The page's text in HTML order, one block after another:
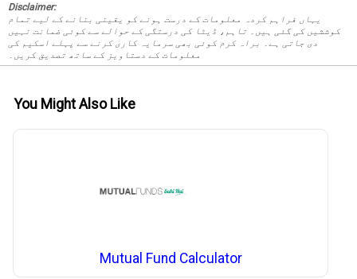
Disclaimer:
یہاں فراہم کردہ معلومات کے درست ہونے کو یقینی بنانے کے لیے تمام
کوششیں کی گئی ہیں۔ تاہم، ڈیٹا کی درستگی کے حوالے سے کوئی ضمانت نہیں
دی جاتی ہے۔ براہ کرم کوئی بھی سرمایہ کاری کرنے سے پہلے اسکیم کی
معلومات کے دستاویز کے ساتھ تصدیق کریں۔
You Might Also Like
Mutual Fund Calculator